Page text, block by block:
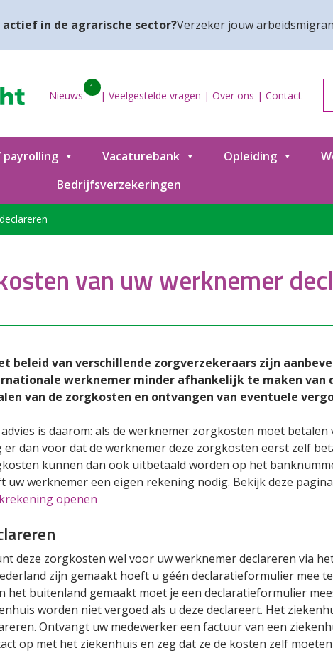
in de agrarische sector?Verzeker jouw
Nieuws
1
| Veelgestelde vragen | Over ons | Contact
Vacaturebank Opleiding
Bedrijfsverzekeringen
van uw werknemer
beleid van verschillende zorgverzekeraars zijn
werknemer minder afhankelijk te maken van
van de zorgkosten en ontvangen van eventuele
is daarom: als de werknemer zorgkosten moet
er dan voor dat de werknemer deze zorgkosten eerst zelf
kunnen dan ook uitbetaald worden op het
uw werknemer een eigen rekening nodig. Bekijk deze
openen
deze zorgkosten wel voor uw werknemer declareren via
zijn gemaakt hoeft u géén declaratieformulier mee
het buitenland gemaakt moet je een declaratieformulier
worden niet vergoed als u deze declareert. Het
Ontvangt uw medewerker een factuur van een
op met het ziekenhuis en zeg dat ze de kosten zelf